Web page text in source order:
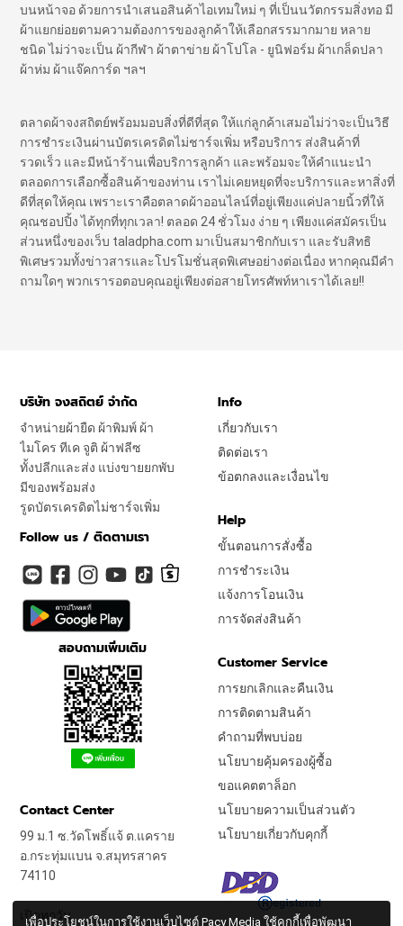
บนหน้าจอ ด้วยการนำเสนอสินค้าไอเทมใหม่ ๆ ที่เป็นนวัตกรรมสิ่งทอ มี
ผ้าแยกย่อยตามความต้องการของลูกค้าให้เลือกสรรมากมาย หลาย
ชนิด ไม่ว่าจะเป็น ผ้ากีฬา ผ้าตาข่าย ผ้าโปโล - ยูนิฟอร์ม ผ้าเกล็ดปลา
ผ้าห่ม ผ้าแจ๊คการ์ด ฯลฯ
ตลาดผ้าจงสถิตย์พร้อมมอบสิ่งที่ดีที่สุด ให้แก่ลูกค้าเสมอไม่ว่าจะเป็นวิธี
การชำระเงินผ่านบัตรเครดิตไม่ชาร์จเพิ่ม หรือบริการ ส่งสินค้าที่
รวดเร็ว และมีหน้าร้านเพื่อบริการลูกค้า และพร้อมจะให้คำแนะนำ
ตลอดการเลือกซื้อสินค้าของท่าน เราไม่เคยหยุดที่จะบริการและหาสิ่งที่
ดีที่สุดให้คุณ เพราะเราคือตลาดผ้าออนไลน์ที่อยู่เพียงแค่ปลายนิ้วที่ให้
คุณชอปปิ้ง ได้ทุกที่ทุกเวลา! ตลอด 24 ชั่วโมง ง่าย ๆ เพียงแค่สมัครเป็น
ส่วนหนึ่งของเว็บ taladpha.com มาเป็นสมาชิกกับเรา และรับสิทธิ
พิเศษรวมทั้งข่าวสารและโปรโมชั่นสุดพิเศษอย่างต่อเนื่อง หากคุณมีคำ
ถามใดๆ พวกเรารอตอบคุณอยู่เพียงต่อสายโทรศัพท์หาเราได้เลย!!
บริษัท จงสถิตย์ จำกัด
จำหน่ายผ้ายืด ผ้าพิมพ์ ผ้า
ไมโคร ทีเค จูติ ผ้าฟลีซ
ทั้งปลีกและส่ง แบ่งขายยกพับ
มีของพร้อมส่ง
รูดบัตรเครดิตไม่ชาร์จเพิ่ม
Follow us / ติดตามเรา
สอบถามเพิ่มเติม
Info
เกี่ยวกับเรา
ติดต่อเรา
ข้อตกลงและเงื่อนไข
Help
ขั้นตอนการสั่งซื้อ
การชำระเงิน
แจ้งการโอนเงิน
การจัดส่งสินค้า
Customer Service
การยกเลิกและคืนเงิน
การติดตามสินค้า
คำถามที่พบบ่อย
นโยบายคุ้มครองผู้ซื้อ
ขอแคตตาล็อก
นโยบายความเป็นส่วนตัว
นโยบายเกี่ยวกับคุกกี้
Contact Center
99 ม.1 ซ.วัดโพธิ์แจ้ ต.แคราย
อ.กระทุ่มแบน จ.สมุทรสาคร
74110
เปิดทุกวัน
เพื่อประโยชน์ในการใช้งานเว็บไซต์ Pacy Media ใช้คุกกี้เพื่อพัฒนา